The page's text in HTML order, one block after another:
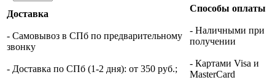
Доставка
- Самовывоз в СПб по предварительному
звонку
- Доставка по СПб (1-2 дня): от 350 руб.;
Способы оплаты
- Наличными при
получении
- Картами Visa и
MasterCard